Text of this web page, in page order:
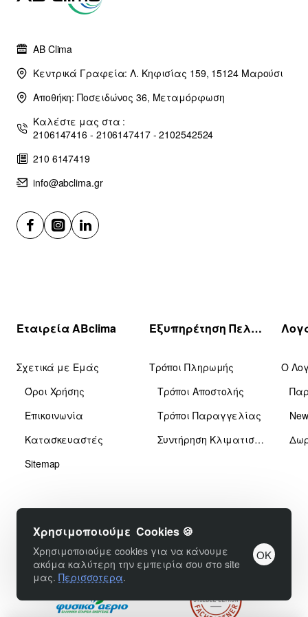
Χρησιμοποιούμε Cookies 🍪
Χρησιμοποιούμε cookies για να κάνουμε
ακόμα καλύτερη την εμπειρία σου στο site
μας. Περισσοτερα.
OK
AB Clima
Κεντρικά Γραφεία: Λ. Κηφισίας 159, 15124 Μαρούσι
Αποθήκη: Ποσειδώνος 36, Μεταμόρφωση
Καλέστε μας στα :
2106147416 - 2106147417 - 2102542524
210 6147419
info@abclima.gr
Εταιρεία ABclima
Σχετικά με Εμάς
Όροι Χρήσης
Επικοινωνία
Κατασκευαστές
Sitemap
Εξυπηρέτηση Πελατών
Τρόποι Πληρωμής
Τρόποι Αποστολής
Τρόποι Παραγγελίας
Συντήρηση Κλιματιστικών
Ο
Φίλτρα προϊόντων